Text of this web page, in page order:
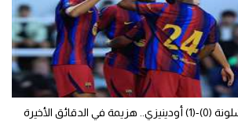
الأخيرة